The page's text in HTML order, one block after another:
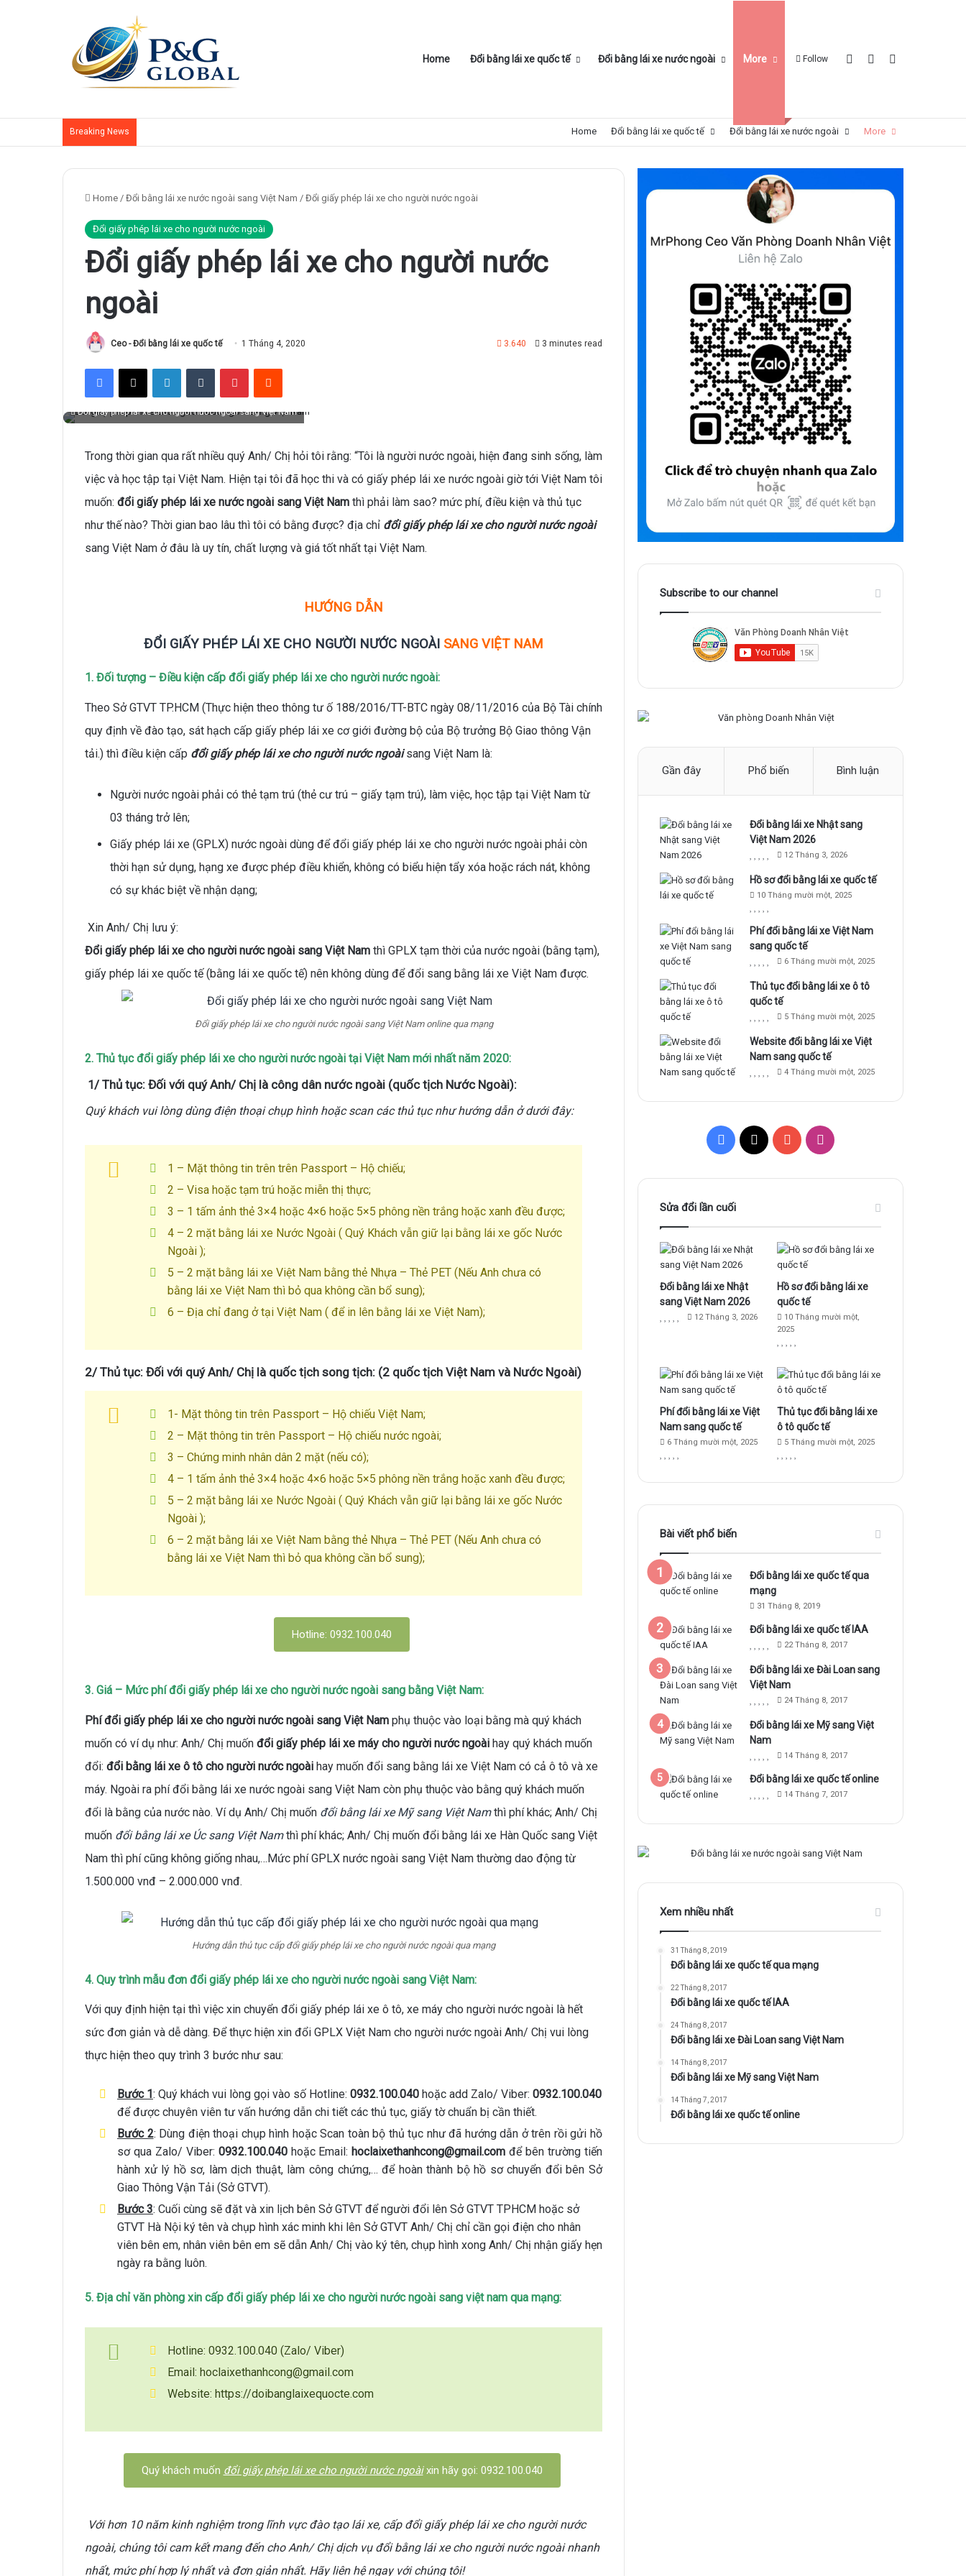
Home Đổi bằng lái xe quốc tế Đổi bằng lái xe nước ngoài More Follow Log In Sidebar
Breaking News Home Đổi bằng lái xe quốc tế Đổi bằng lái xe nước ngoài More
Home / Đổi bằng lái xe nước ngoài sang Việt Nam / Đổi giấy phép lái xe cho người nước ngoài
Đổi giấy phép lái xe cho người nước ngoài
Đổi giấy phép lái xe cho người nước
ngoài
Ceo - Đổi bằng lái xe quốc tế 1 Tháng 4, 2020 3.640 3 minutes read
X
Đổi giấy phép lái xe cho người nước ngoài sang Việt Nam
Trong thời gian qua rất nhiều quý Anh/ Chị hỏi tôi rằng: “Tôi là người nước ngoài, hiện đang sinh sống, làm
việc và học tập tại Việt Nam. Hiện tại tôi đã học thi và có giấy phép lái xe nước ngoài giờ tới Việt Nam tôi
muốn: đổi giấy phép lái xe nước ngoài sang Việt Nam thì phải làm sao? mức phí, điều kiện và thủ tục
như thế nào? Thời gian bao lâu thì tôi có bằng được? địa chỉ đổi giấy phép lái xe cho người nước ngoài
sang Việt Nam ở đâu là uy tín, chất lượng và giá tốt nhất tại Việt Nam.
HƯỚNG DẪN
ĐỔI GIẤY PHÉP LÁI XE CHO NGƯỜI NƯỚC NGOÀI SANG VIỆT NAM
1. Đối tượng – Điều kiện cấp đổi giấy phép lái xe cho người nước ngoài:
Theo Sở GTVT TP.HCM (Thực hiện theo thông tư ố 188/2016/TT-BTC ngày 08/11/2016 của Bộ Tài chính
quy định về đào tạo, sát hạch cấp giấy phép lái xe cơ giới đường bộ của Bộ trưởng Bộ Giao thông Vận
tải.) thì điều kiện cấp đổi giấy phép lái xe cho người nước ngoài sang Việt Nam là:
Người nước ngoài phải có thẻ tạm trú (thẻ cư trú – giấy tạm trú), làm việc, học tập tại Việt Nam từ
03 tháng trở lên;
Giấy phép lái xe (GPLX) nước ngoài dùng để đổi giấy phép lái xe cho người nước ngoài phải còn
thời hạn sử dụng, hạng xe được phép điều khiển, không có biểu hiện tẩy xóa hoặc rách nát, không
có sự khác biệt về nhận dạng;
Xin Anh/ Chị lưu ý:
Đổi giấy phép lái xe cho người nước ngoài sang Việt Nam thì GPLX tạm thời của nước ngoài (bằng tạm),
giấy phép lái xe quốc tế (bằng lái xe quốc tế) nên không dùng để đổi sang bằng lái xe Việt Nam được.
Đổi giấy phép lái xe cho người nước ngoài sang Việt Nam online qua mạng
2. Thủ tục đổi giấy phép lái xe cho người nước ngoài tại Việt Nam mới nhất năm 2020:
1 / Thủ tục: Đối với quý Anh/ Chị là công dân nước ngoài (quốc tịch Nước Ngoài):
Quý khách vui lòng dùng điện thoại chụp hình hoặc scan các thủ tục như hướng dẫn ở dưới đây:
1 – Mặt thông tin trên trên Passport – Hộ chiếu;
2 – Visa hoặc tạm trú hoặc miễn thị thực;
3 – 1 tấm ảnh thẻ 3×4 hoặc 4×6 hoặc 5×5 phông nền trắng hoặc xanh đều được;
4 – 2 mặt bằng lái xe Nước Ngoài ( Quý Khách vẫn giữ lại bằng lái xe gốc Nước
Ngoài );
5 – 2 mặt bằng lái xe Việt Nam bằng thẻ Nhựa – Thẻ PET (Nếu Anh chưa có
bằng lái xe Việt Nam thì bỏ qua không cần bổ sung);
6 – Địa chỉ đang ở tại Việt Nam ( để in lên bằng lái xe Việt Nam);
2/ Thủ tục: Đối với quý Anh/ Chị là quốc tịch song tịch: (2 quốc tịch Việt Nam và Nước Ngoài)
1- Mặt thông tin trên Passport – Hộ chiếu Việt Nam;
2 – Mặt thông tin trên Passport – Hộ chiếu nước ngoài;
3 – Chứng minh nhân dân 2 mặt (nếu có);
4 – 1 tấm ảnh thẻ 3×4 hoặc 4×6 hoặc 5×5 phông nền trắng hoặc xanh đều được;
5 – 2 mặt bằng lái xe Nước Ngoài ( Quý Khách vẫn giữ lại bằng lái xe gốc Nước
Ngoài );
6 – 2 mặt bằng lái xe Việt Nam bằng thẻ Nhựa – Thẻ PET (Nếu Anh chưa có
bằng lái xe Việt Nam thì bỏ qua không cần bổ sung);
Hotline: 0932.100.040
3. Giá – Mức phí đổi giấy phép lái xe cho người nước ngoài sang bằng Việt Nam:
Phí đổi giấy phép lái xe cho người nước ngoài sang Việt Nam phụ thuộc vào loại bằng mà quý khách
muốn có ví dụ như: Anh/ Chị muốn đổi giấy phép lái xe máy cho người nước ngoài hay quý khách muốn
đổi: đổi bằng lái xe ô tô cho người nước ngoài hay muốn đổi sang bằng lái xe Việt Nam có cả ô tô và xe
máy. Ngoài ra phí đổi bằng lái xe nước ngoài sang Việt Nam còn phụ thuộc vào bằng quý khách muốn
đổi là bằng của nước nào. Ví dụ Anh/ Chị muốn đổi bằng lái xe Mỹ sang Việt Namthì phí khác; Anh/ Chị
muốn đổi bằng lái xe Úc sang Việt Namthì phí khác; Anh/ Chị muốn đổi bằng lái xe Hàn Quốc sang Việt
Nam thì phí cũng không giống nhau,…Mức phí GPLX nước ngoài sang Việt Nam thường dao động từ
1.500.000 vnđ – 2.000.000 vnđ.
Hướng dẫn thủ tục cấp đổi giấy phép lái xe cho người nước ngoài qua mạng
4. Quy trình mẫu đơn đổi giấy phép lái xe cho người nước ngoài sang Việt Nam:
Với quy định hiện tại thì việc xin chuyển đổi giấy phép lái xe ô tô, xe máy cho người nước ngoài là hết
sức đơn giản và dễ dàng. Để thực hiện xin đổi GPLX Việt Nam cho người nước ngoài Anh/ Chị vui lòng
thực hiện theo quy trình 3 bước như sau:
Bước 1 : Quý khách vui lòng gọi vào số Hotline: 0932.100.040 hoặc add Zalo/ Viber: 0932.100.040
để được chuyên viên tư vấn hướng dẫn chi tiết các thủ tục, giấy tờ chuẩn bị cần thiết.
Bước 2: Dùng điện thoại chụp hình hoặc Scan toàn bộ thủ tục như đã hướng dẫn ở trên rồi gửi hồ
sơ qua Zalo/ Viber: 0932.100.040hoặc Email: hoclaixethanhcong@gmail.comđể bên trường tiến
hành xử lý hồ sơ, làm dịch thuật, làm công chứng,… để hoàn thành bộ hồ sơ chuyển đổi bên Sở
Giao Thông Vận Tải (Sở GTVT).
Bước 3: Cuối cùng sẽ đặt và xin lịch bên Sở GTVT để người đổi lên Sở GTVT TPHCM hoặc sở
GTVT Hà Nội ký tên và chụp hình xác minh khi lên Sở GTVT Anh/ Chị chỉ cần gọi điện cho nhân
viên bên em, nhân viên bên em sẽ dẫn Anh/ Chị vào ký tên, chụp hình xong Anh/ Chị nhận giấy hẹn
ngày ra bằng luôn.
5. Địa chỉ văn phòng xin cấp đổi giấy phép lái xe cho người nước ngoài sang việt nam qua mạng:
Hotline: 0932.100.040 (Zalo/ Viber)
Email: hoclaixethanhcong@gmail.com
Website: https://doibanglaixequocte.com
Quý khách muốn đổi giấy phép lái xe cho người nước ngoàixin hãy gọi: 0932.100.040
Với hơn 10 năm kinh nghiệm trong lĩnh vực đào tạo lái xe, cấp đổi giấy phép lái xe cho người nước
ngoài, chúng tôi cam kết mang đến cho Anh/ Chị dịch vụ đổi bằng lái xe cho người nước ngoài nhanh
nhất, mức phí hợp lý nhất và đơn giản nhất. Hãy liên hệ ngay với chúng tôi!
Subscribe to our channel
Gần đây Phổ biến Bình luận
Đổi bằng lái xe Nhật sang
Việt Nam 2026
12 Tháng 3, 2026
Hồ sơ đổi bằng lái xe quốc tế
10 Tháng mười một, 2025
Phí đổi bằng lái xe Việt Nam
sang quốc tế
6 Tháng mười một, 2025
Thủ tục đổi bằng lái xe ô tô
quốc tế
5 Tháng mười một, 2025
Website đổi bằng lái xe Việt
Nam sang quốc tế
4 Tháng mười một, 2025
e
b
o
o
T
u
b
e
t
a
g
r
m
Sửa đổi lần cuối
Đổi bằng lái xe Nhật
sang Việt Nam 2026
12 Tháng 3, 2026
Hồ sơ đổi bằng lái xe
quốc tế
10 Tháng mười một,
2025
Phí đổi bằng lái xe Việt
Nam sang quốc tế
6 Tháng mười một, 2025
Thủ tục đổi bằng lái xe
ô tô quốc tế
5 Tháng mười một, 2025
Bài viết phổ biến
Đổi bằng lái xe quốc tế qua
mạng
31 Tháng 8, 2019
Đổi bằng lái xe quốc tế IAA
22 Tháng 8, 2017
Đổi bằng lái xe Đài Loan sang
Việt Nam
24 Tháng 8, 2017
Đổi bằng lái xe Mỹ sang Việt
Nam
14 Tháng 8, 2017
Đổi bằng lái xe quốc tế online
14 Tháng 7, 2017
Xem nhiều nhất
31 Tháng 8, 2019
Đổi bằng lái xe quốc tế qua mạng
22 Tháng 8, 2017
Đổi bằng lái xe quốc tế IAA
24 Tháng 8, 2017
Đổi bằng lái xe Đài Loan sang Việt Nam
14 Tháng 8, 2017
Đổi bằng lái xe Mỹ sang Việt Nam
14 Tháng 7, 2017
Đổi bằng lái xe quốc tế online